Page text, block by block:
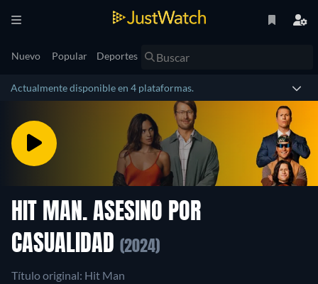
Nuevo Popular Deportes
Actualmente disponible en 4 plataformas.
HIT MAN. ASESINO POR
CASUALIDAD (2024)
Título original: Hit Man